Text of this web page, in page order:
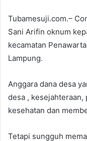
Tubamesuji.com.–
Sani Arifin oknum
kecamatan
Lampung.
Anggara dana desa
desa , kesejahteraan,
kesehatan dan
Tetapi sungguh